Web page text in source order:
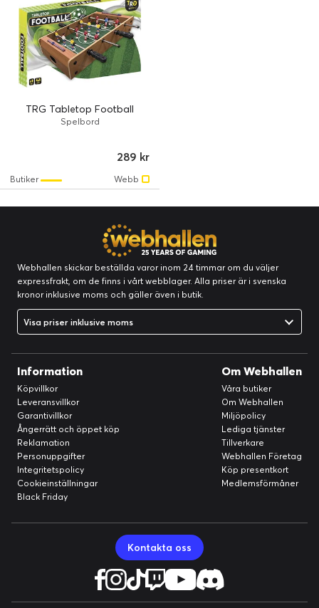
TRG Tabletop Football
Spelbord
289 kr
Webb
Butiker
Webhallen skickar beställda varor inom 24 timmar om du väljer
expressfrakt, om de finns i vårt webblager. Alla priser är i svenska
kronor inklusive moms och gäller även i butik.
Visa priser inklusive moms
Information
Köpvillkor
Leveransvillkor
Garantivillkor
Ångerrätt och öppet köp
Reklamation
Personuppgifter
Integritetspolicy
Cookieinställningar
Black Friday
Om Webhallen
Våra butiker
Om Webhallen
Miljöpolicy
Lediga tjänster
Tillverkare
Webhallen Företag
Köp presentkort
Medlemsförmåner
Kontakta oss